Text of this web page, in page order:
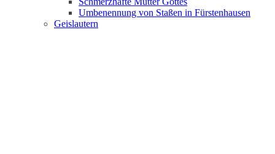
Umbenennung von Staßen in Fürstenhausen
Geislautern